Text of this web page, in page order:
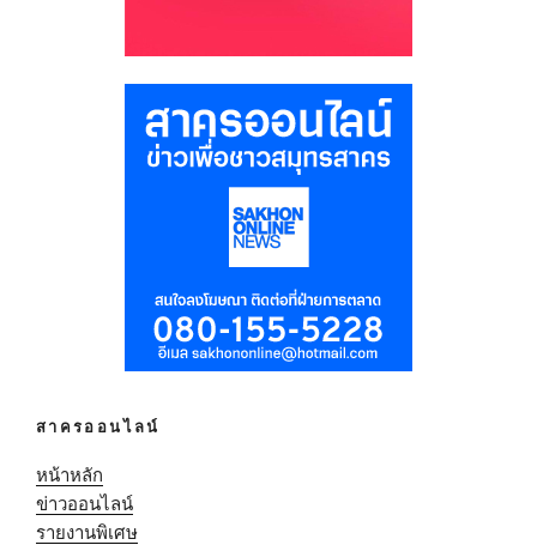
สาครออนไลน์
หน้าหลัก
ข่าวออนไลน์
รายงานพิเศษ